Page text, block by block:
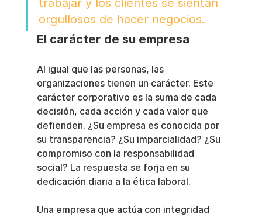
trabajar y los clientes se sientan
orgullosos de hacer negocios.
El carácter de su empresa
Al igual que las personas, las
organizaciones tienen un carácter. Este
carácter corporativo es la suma de cada
decisión, cada acción y cada valor que
defienden. ¿Su empresa es conocida por
su transparencia? ¿Su imparcialidad? ¿Su
compromiso con la responsabilidad
social? La respuesta se forja en su
dedicación diaria a la ética laboral.
Una empresa que actúa con integridad